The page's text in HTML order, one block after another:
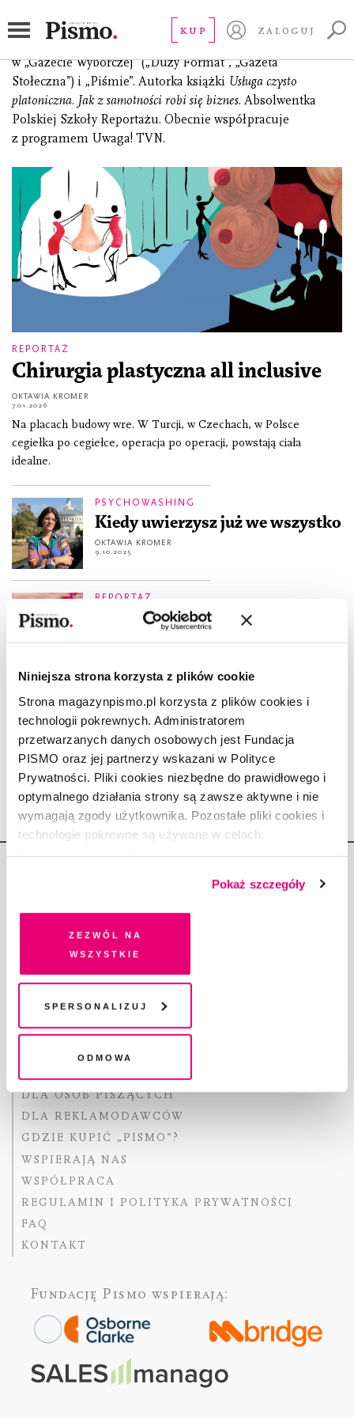
Niniejsza strona korzysta z plików cookie
Strona magazynpismo.pl korzysta z plików cookies i
technologii pokrewnych. Administratorem
przetwarzanych danych osobowych jest Fundacja
PISMO oraz jej partnerzy wskazani w Polityce
Prywatności. Pliki cookies niezbędne do prawidłowego i
optymalnego działania strony są zawsze aktywne i nie
wymagają zgody użytkownika. Pozostałe pliki cookies i
technologie pokrewne są używane w celach:
dobrowolną zgodę na pliki cookies i technologie
pokrewne, zgadzasz się na przechowywanie informacji
na Twoim urządzeniu końcowym lub dostęp do niego i
przetwarzanie danych. Zgodę na wszystkie lub niektóre
chwili wycofać lub ponowić w zakładce "Ustawienia
plików cookie". Wycofanie zgody nie wpływa na
legalność przetwarzania danych przed jej wycofaniem
Pokaż szczegóły
Zezwól na
wszystkie
Spersonalizuj
Odmowa
KUP ZALOGUJ
(ur. 1991), reporterka i dziennikarka, publikowała m.in.
w „Gazecie Wyborczej” („Duży Format”, „Gazeta
Stołeczna”) i „Piśmie”. Autorka książki Usługa czysto
platoniczna. Jak z samotności robi się biznes. Absolwentka
Polskiej Szkoły Reportażu. Obecnie współpracuje
z programem Uwaga! TVN.
REPORTAŻ
Chirurgia plastyczna all inclusive
OKTAWIA KROMER
7.01.2026
Na placach budowy wre. W Turcji, w Czechach, w Polsce
cegiełka po cegiełce, operacja po operacji, powstają ciała
idealne.
PSYCHOWASHING
Kiedy uwierzysz już we wszystko
OKTAWIA KROMER
9.10.2025
REPORTAŻ
Zabawki dla dorosłych – tabu
czy norma?
REPORTAŻ
Polska na „terapii”. Skąd moda
na ustawienia hellingerowskie?
OKTAWIA KROMER
1.10.2024
Copyright © Fundacja Pismo
O „PIŚMIE”
ABOUT PISMO
DLA OSÓB PISZĄCYCH
DLA REKLAMODAWCÓW
GDZIE KUPIĆ „PISMO”?
WSPIERAJĄ NAS
WSPÓŁPRACA
REGULAMIN I POLITYKA PRYWATNOŚCI
FAQ
KONTAKT
Fundację Pismo wspierają: